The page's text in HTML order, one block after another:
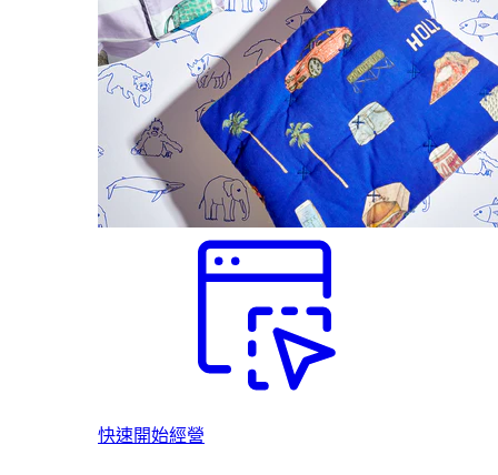
快速開始經營